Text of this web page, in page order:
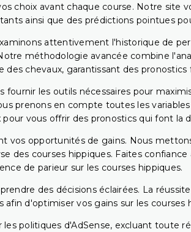
choix avant chaque course. Notre site
ainsi que des prédictions pointues
attentivement l'historique de
méthodologie avancée combine
chevaux, garantissant des pronostics
les outils nécessaires pour
prenons en compte toutes les
vous offrir des pronostics qui font la
vos opportunités de gains. Nous
des courses hippiques. Faites
de parieur sur les courses hippiques.
des décisions éclairées. La
d'optimiser vos gains sur les courses
politiques d'AdSense, excluant toute